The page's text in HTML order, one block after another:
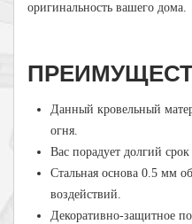
оригинальность вашего дома.
Данный кровельный
огня.
Вас порадует долгий
Стальная основа 0.5 мм
воздействий.
Декоративно-защитное